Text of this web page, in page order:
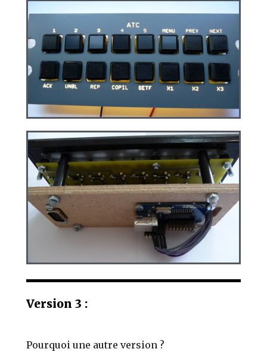
Version 3 :
Pourquoi une autre version ?